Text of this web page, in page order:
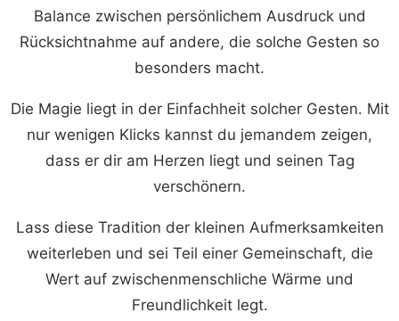
Balance zwischen persönlichem Ausdruck und
Rücksichtnahme auf andere, die solche Gesten so
besonders macht.
Die Magie liegt in der Einfachheit solcher Gesten. Mit
nur wenigen Klicks kannst du jemandem zeigen,
dass er dir am Herzen liegt und seinen Tag
verschönern.
Lass diese Tradition der kleinen Aufmerksamkeiten
weiterleben und sei Teil einer Gemeinschaft, die
Wert auf zwischenmenschliche Wärme und
Freundlichkeit legt.